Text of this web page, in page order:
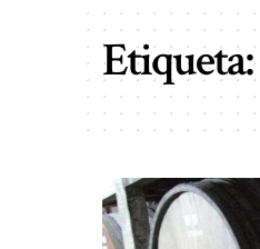
Etiqueta: